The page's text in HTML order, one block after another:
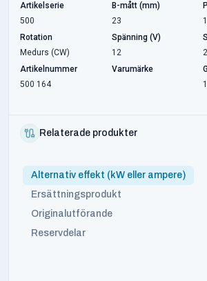
Artikelserie
500
B-mått (mm)
23
Rotation
Medurs (CW)
Spänning (V)
12
Artikelnummer
500 164
Varumärke
Relaterade produkter
Alternativ effekt (kW eller ampere)
Ersättningsprodukt
Originalutförande
Reservdelar